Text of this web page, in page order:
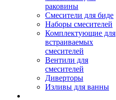
раковины
Смесители для биде
Наборы смесителей
Комплектующие для
встраиваемых
смесителей
Вентили для
смесителей
Диверторы
Изливы для ванны